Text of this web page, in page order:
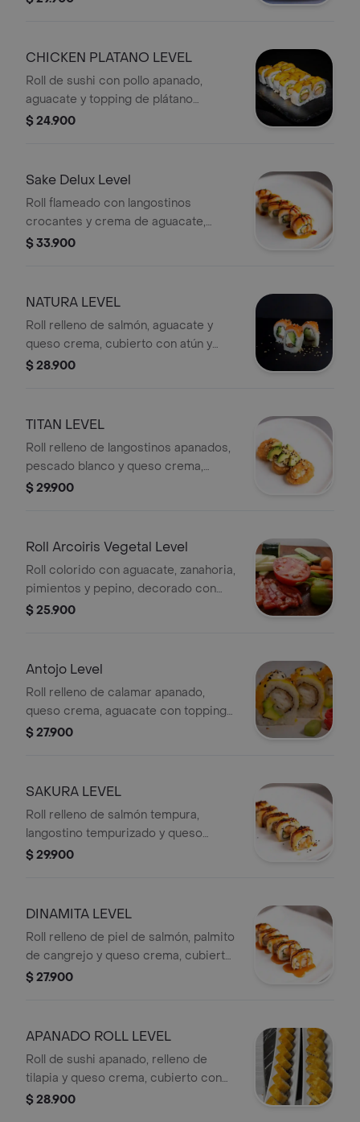
CHICKEN PLATANO LEVEL
Roll de sushi con pollo apanado,
aguacate y topping de plátano
maduro.
$ 24.900
Sake Delux Level
Roll flameado con langostinos
crocantes y crema de aguacate,
cubierto con salmón sopleteado,
$ 33.900
NATURA LEVEL
Roll relleno de salmón, aguacate y
queso crema, cubierto con atún y
semillas de sésamo.
$ 28.900
TITAN LEVEL
Roll relleno de langostinos apanados,
pescado blanco y queso crema,
cubierto con aguacate y ajonjolí.
$ 29.900
Roll Arcoiris Vegetal Level
Roll colorido con aguacate, zanahoria,
pimientos y pepino, decorado con
tiras de pimientos rojos y amarillos.
$ 25.900
Antojo Level
Roll relleno de calamar apanado,
queso crema, aguacate con topping
de ceviche de mango.
$ 27.900
SAKURA LEVEL
Roll relleno de salmón tempura,
langostino tempurizado y queso
crema, con topping de plátano
$ 29.900
DINAMITA LEVEL
Roll relleno de piel de salmón, palmito
de cangrejo y queso crema, cubierto
con una salsa especial de dinamita.
$ 27.900
APANADO ROLL LEVEL
Roll de sushi apanado, relleno de
tilapia y queso crema, cubierto con
tempura.
$ 28.900